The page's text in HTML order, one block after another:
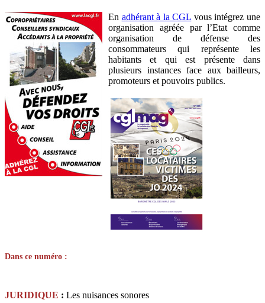
En adhérant à la CGL vous intégrez une
organisation agréée par l’Etat comme
organisation de défense des
consommateurs qui représente les
habitants et qui est présente dans
plusieurs instances face aux bailleurs,
promoteurs et pouvoirs publics.
Dans ce numéro :
JURIDIQUE : Les nuisances sonores